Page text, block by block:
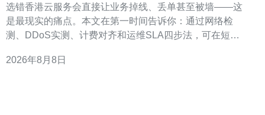
选错香港云服务会直接让业务掉线、丢单甚至被墙——这
是最现实的痛点。本文在第一时间告诉你：通过网络检
测、DDoS实测、计费对齐和运维SLA四步法，可在短期
的核心维度 核心维度包括网络延迟、BGP线路覆盖、
2026年8月8日